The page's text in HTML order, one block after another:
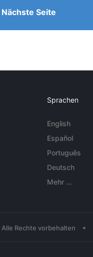
Nächste Seite
Sprachen
English
Español
Português
Deutsch
Mehr ...
Rechte vorbehalten •